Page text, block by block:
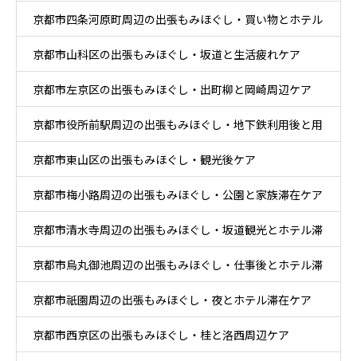
京都市四条河原町周辺の出張もみほぐし・買い物とホテル
滞在ケア
京都市山科区の出張もみほぐし・坂道と生活疲れケア
京都市左京区の出張もみほぐし・出町柳と岡崎周辺ケア
京都市役所前駅周辺の出張もみほぐし・地下鉄利用後と用
事後ケア
京都市東山区の出張もみほぐし・観光後ケア
京都市梅小路周辺の出張もみほぐし・公園と家族滞在ケア
京都市清水寺周辺の出張もみほぐし・坂道観光とホテル滞
在ケア
京都市烏丸御池周辺の出張もみほぐし・仕事後とホテル滞
在ケア
京都市祇園周辺の出張もみほぐし・夜とホテル滞在ケア
京都市西京区の出張もみほぐし・桂と洛西周辺ケア